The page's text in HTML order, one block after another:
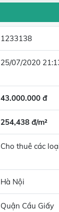
1233138
25/07/2020
43.000.000 đ
254,438 đ/m²
Cho thuê các
Hà Nội
Quận Cầu Giấy